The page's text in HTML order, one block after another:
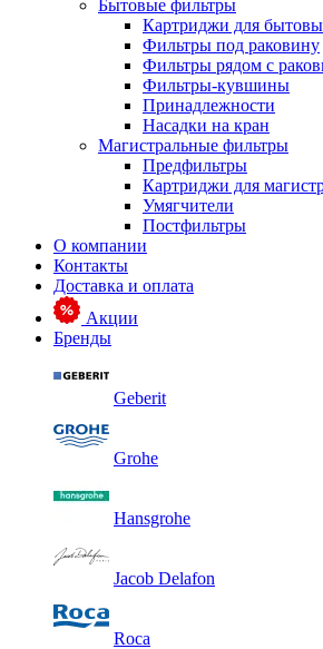
Бытовые фильтры
Картриджи для
Фильтры под раковину
Фильтры рядом с
Фильтры-кувшины
Принадлежности
Насадки на кран
Магистральные фильтры
Предфильтры
Картриджи для
Умягчители
Постфильтры
О компании
Контакты
Доставка и оплата
Акции
Бренды
Geberit
Grohe
Hansgrohe
Jacob Delafon
Roca